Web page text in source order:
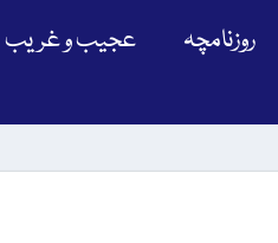
روزنامچہ عجیب و غریب